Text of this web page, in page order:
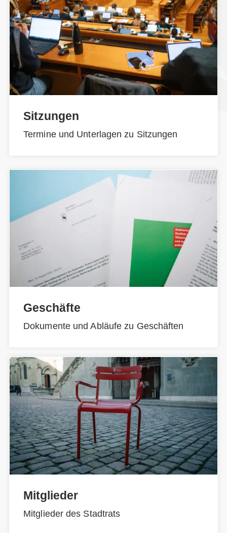
Sitzungen
Termine und Unterlagen zu Sitzungen
Geschäfte
Dokumente und Abläufe zu Geschäften
Mitglieder
Mitglieder des Stadtrats